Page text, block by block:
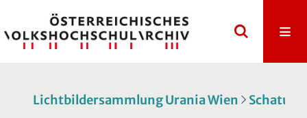
Lichtbildersammlung Urania Wien Schatulle